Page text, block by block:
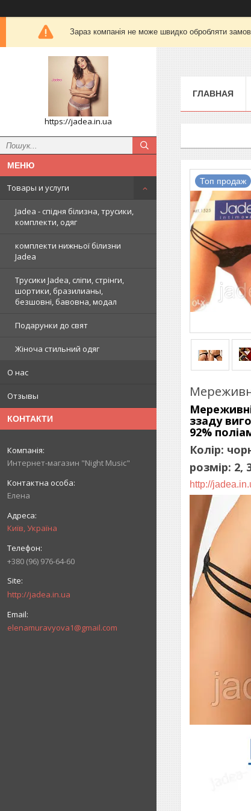
Зараз компанія не може швидко обробляти
https://jadea.in.ua
Товары и услуги
Jadea - спідня білизна, трусики,
комплекти, одяг
комплекти нижньої білизни
Jadea
Трусики Jadea, сліпи, стрінги,
шортики, бразилианы,
безшовні, бавовна, модал
Подарунки до свят
Жіноча стильний одяг
О нас
Отзывы
КОНТАКТИ
Интернет-магазин "Night Music"
Елена
Київ, Україна
+380 (96) 976-64-60
http://jadea.in.ua
elenamuravyova1@gmail.com
ГЛАВНАЯ
Топ продаж
ззаду
92%
Колір:
розмір: 2,
http://